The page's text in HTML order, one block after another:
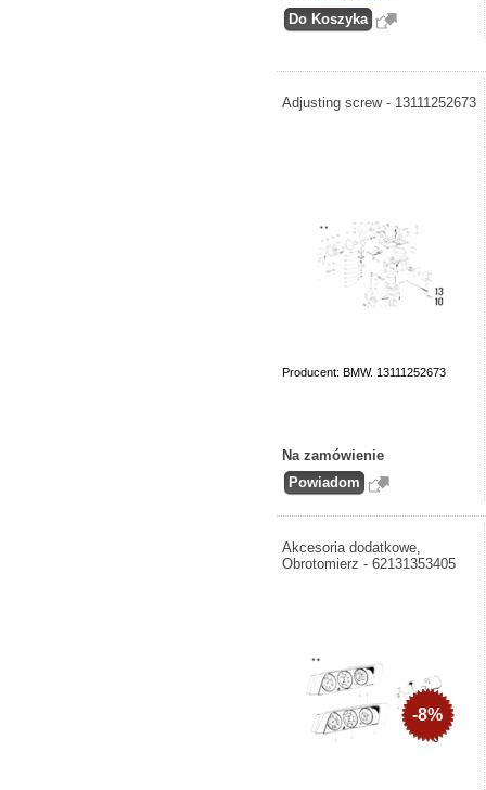
Adjusting screw - 13111252673
Producent: BMW. 13111252673
Na zamówienie
Akcesoria dodatkowe,
Obrotomierz - 62131353405
-8%